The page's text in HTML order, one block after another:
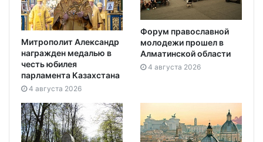
Митрополит Александр
награжден медалью в
честь юбилея
парламента Казахстана
4 августа 2026
Форум православной
молодежи прошел в
Алматинской области
4 августа 2026